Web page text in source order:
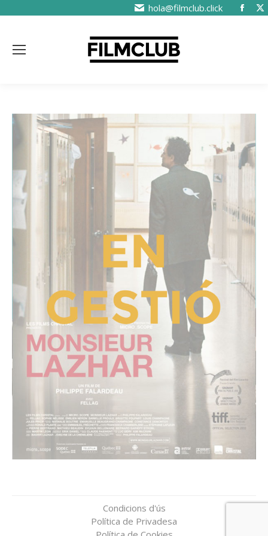
hola@filmclub.click
Condicions d'ús
Política de Privadesa